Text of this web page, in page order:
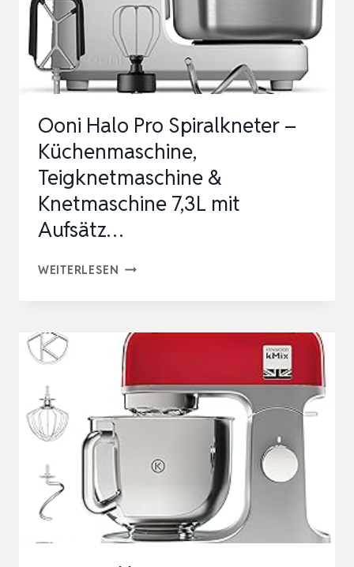
MIT
1500W
MOTOR
|
Ooni Halo Pro Spiralkneter –
Küchenmaschine,
Teigknetmaschine &
Knetmaschine 7,3L mit
Aufsätz…
WEITERLESEN OONI
SPIRALKNETER
–
KÜCHENMASCHINE,
TEIGKNETMASCHINE
&
KNETMASCHINE
7,3L
MIT
AUFSÄTZ…